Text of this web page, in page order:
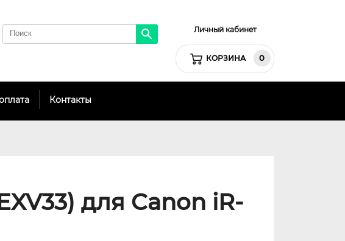
Личный кабинет
КОРЗИНА 0
Контакты
для Canon iR-